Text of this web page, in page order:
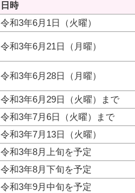
日時
令和3年6月1日（火曜）
令和3年6月21日（月曜）
令和3年6月28日（月曜）
令和3年6月29日（火曜）まで
令和3年7月6日（火曜）まで
令和3年7月13日（火曜）
令和3年8月上旬を予定
令和3年8月下旬を予定
令和3年9月中旬を予定